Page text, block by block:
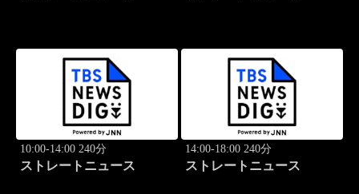
10:00-14:00 240分
ストレートニュース
14:00-18:00 240分
ストレートニュース